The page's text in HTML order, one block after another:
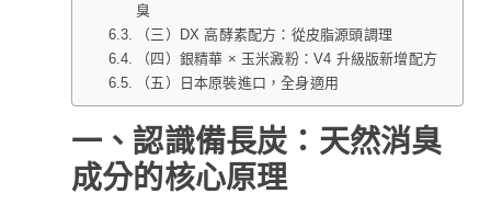
臭
（三）DX 高酵素配方：從皮脂源頭調理
（四）銀精華 × 玉米澱粉：V4 升級版新增配方
（五）日本原裝進口，全身適用
一、認識備長炭：天然消臭
成分的核心原理